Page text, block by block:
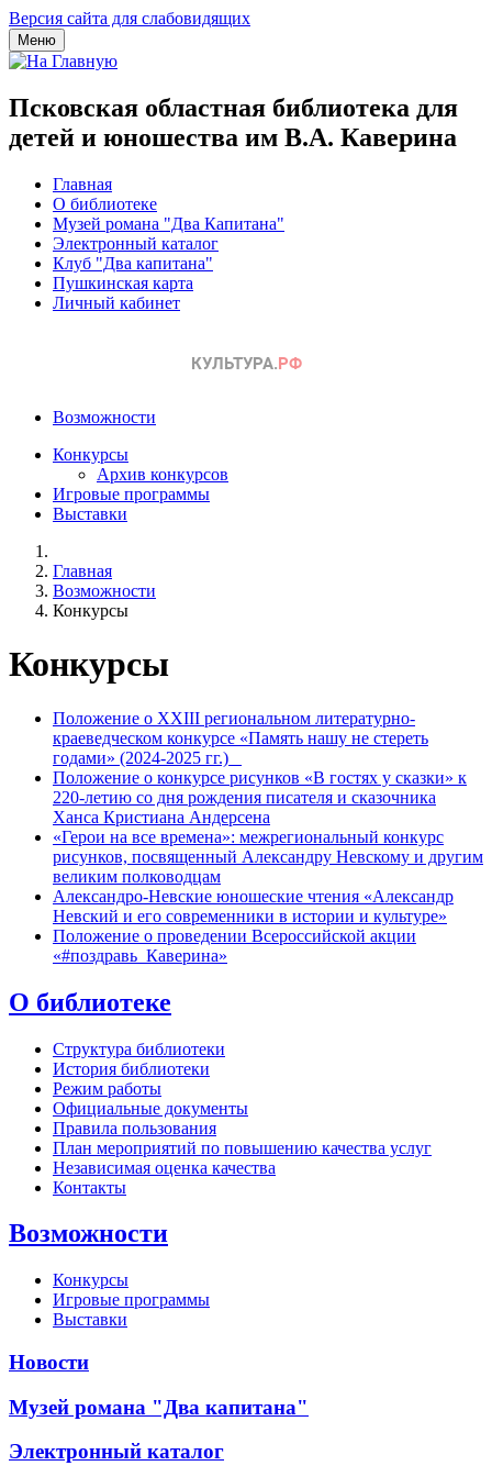
Версия сайта для слабовидящих
Меню
Псковская областная библиотека для
детей и юношества им В.А. Каверина
Главная
О библиотеке
Музей романа "Два Капитана"
Электронный каталог
Клуб "Два капитана"
Пушкинская карта
Личный кабинет
Возможности
Конкурсы
Архив конкурсов
Игровые программы
Выставки
Главная
Возможности
Конкурсы
Конкурсы
Положение о XХIII региональном литературно-
краеведческом конкурсе «Память нашу не стереть
годами» (2024-2025 гг.)
Положение о конкурсе рисунков «В гостях у сказки» к
220-летию со дня рождения писателя и сказочника
Ханса Кристиана Андерсена
«Герои на все времена»: межрегиональный конкурс
рисунков, посвященный Александру Невскому и другим
великим полководцам
Александро-Невские юношеские чтения «Александр
Невский и его современники в истории и культуре»
Положение о проведении Всероссийской акции
«#поздравь_Каверина»
О библиотеке
Структура библиотеки
История библиотеки
Режим работы
Официальные документы
Правила пользования
План мероприятий по повышению качества услуг
Независимая оценка качества
Контакты
Возможности
Конкурсы
Игровые программы
Выставки
Новости
Музей романа "Два капитана"
Электронный каталог